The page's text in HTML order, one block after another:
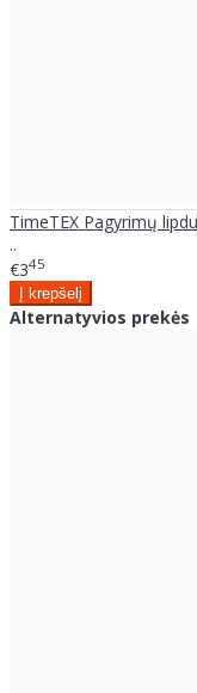
TimeTEX Pagyrimų
..
€345
Alternatyvios prekės